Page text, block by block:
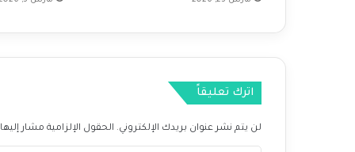
ء
ص
ط
اترك تعليقاً
لن يتم نشر عنوان بريدك الإلكتروني. الحقول الإلزامية مشار إليها